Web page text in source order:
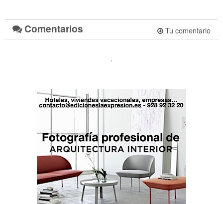
Comentarios Tu comentario
.